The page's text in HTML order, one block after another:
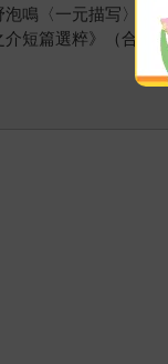
鳴〈一元描写〉
短篇選粹》（合譯